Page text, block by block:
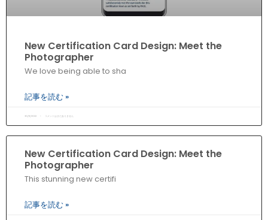
New Certification Card Design: Meet the
Photographer
We love being able to sha
記事を読む »
30/11/2022 コメントはまだありません
New Certification Card Design: Meet the
Photographer
This stunning new certifi
記事を読む »